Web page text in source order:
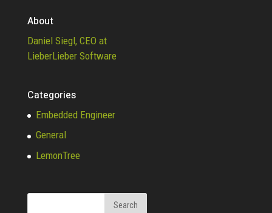
About
Daniel Siegl, CEO at
LieberLieber Software
Categories
Embedded Engineer
General
LemonTree